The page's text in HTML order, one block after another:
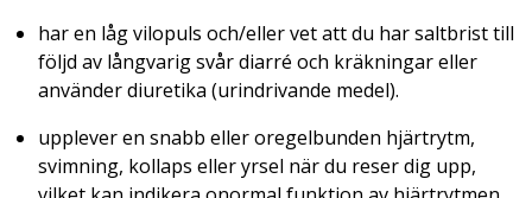
har en låg vilopuls och/eller vet att du har saltbrist till
följd av långvarig svår diarré och kräkningar eller
använder diuretika (urindrivande medel).
upplever en snabb eller oregelbunden hjärtrytm,
svimning, kollaps eller yrsel när du reser dig upp,